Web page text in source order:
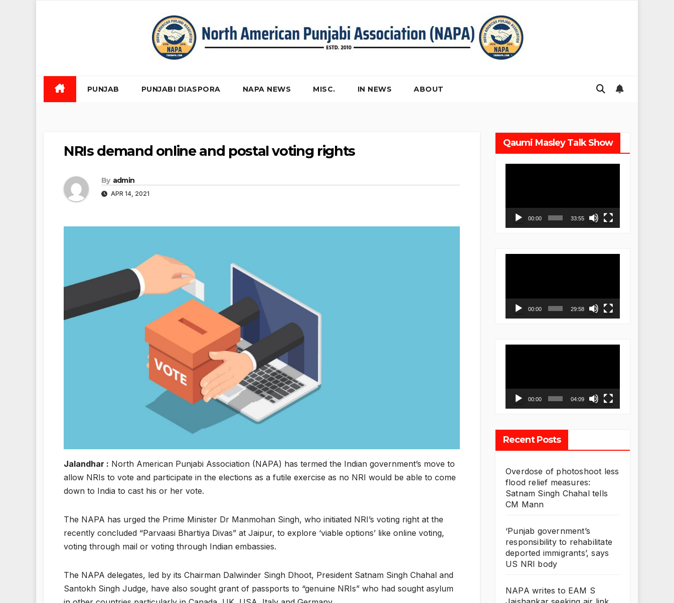
PUNJAB PUNJABI DIASPORA NAPA NEWS MISC. IN NEWS ABOUT
NRIs demand online and postal voting rights
By admin
APR 14, 2021
Jalandhar : North American Punjabi Association (NAPA) has termed the Indian government’s move to
allow NRIs to vote and participate in the elections as a futile exercise as no NRI would be able to come
down to India to cast his or her vote.
The NAPA has urged the Prime Minister Dr Manmohan Singh, who initiated NRI’s voting right at the
recently concluded “Parvaasi Bhartiya Divas” at Jaipur, to explore ‘viable options’ like online voting,
voting through mail or voting through Indian embassies.
The NAPA delegates, led by its Chairman Dalwinder Singh Dhoot, President Satnam Singh Chahal and
Santokh Singh Judge, have also sought grant of passports to “genuine NRIs” who had sought asylum
Qaumi Masley Talk Show
00:00 33:55
00:00 29:58
00:00 04:09
Recent Posts
Overdose of photoshoot less
flood relief measures:
Satnam Singh Chahal tells
CM Mann
‘Punjab government’s
responsibility to rehabilitate
deported immigrants’, says
US NRI body
NAPA writes to EAM S